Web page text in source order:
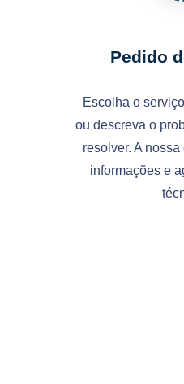
Pedido
Escolha o
ou descreva o
resolver. A
informações e